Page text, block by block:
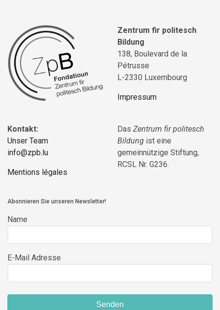
Zentrum fir politesch
Bildung
138, Boulevard de la
Pétrusse
L-2330 Luxembourg
Impressum
Kontakt:
Unser Team
info@zpb.lu
Mentions légales
Das Zentrum fir politesch
Bildung ist eine
gemeinnützige Stiftung,
RCSL Nr. G236.
Abonnieren Sie unseren Newsletter!
Name
E-Mail Adresse
Senden